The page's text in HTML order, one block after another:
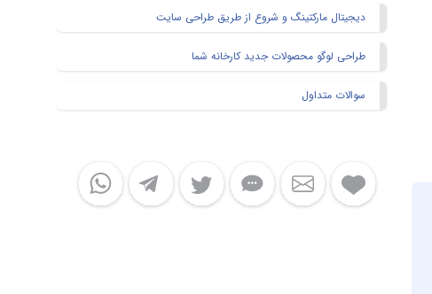
دیجیتال مارکتینگ و شروع از طریق طراحی سایت
طراحی لوگو محصولات جدید کارخانه شما
سوالات متداول